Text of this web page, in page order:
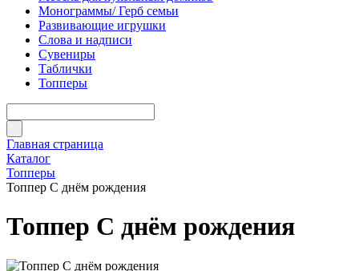
Монограммы/ Герб семьи
Развивающие игрушки
Слова и надписи
Сувениры
Таблички
Топперы
Главная страница
Каталог
Топперы
Топпер С днём рождения
Топпер С днём рождения